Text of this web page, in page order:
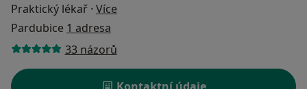
Praktický lékař · Více
Pardubice 1 adresa
33 názorů